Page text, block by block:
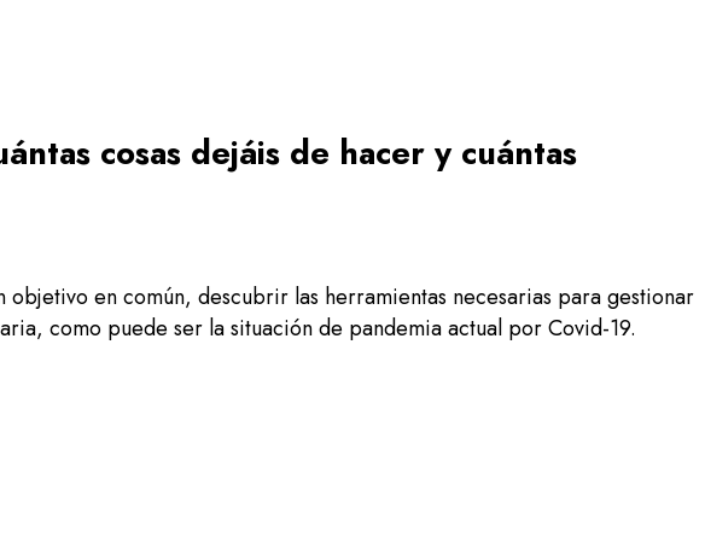
cosas dejáis de hacer y cuántas
en común, descubrir las herramientas necesarias para gestionar
como puede ser la situación de pandemia actual por Covid-19.